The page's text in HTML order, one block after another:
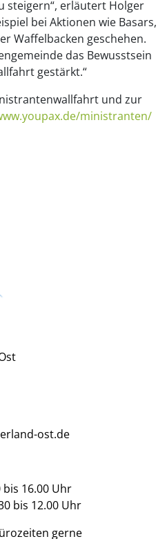
steigern“, erläutert Holger
bei Aktionen wie Basars,
Waffelbacken geschehen.
das Bewusstsein
gestärkt.“
und zur
ministranten/
ost.de
16.00 Uhr
bis 12.00 Uhr
gerne